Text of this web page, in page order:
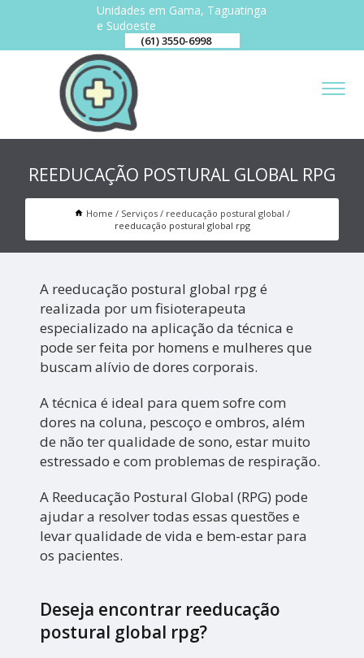
Unidades em Gama, Taguatinga
e Sudoeste
(61) 3550-6998
REEDUCAÇÃO POSTURAL GLOBAL RPG
Home Serviços
reeducação postural global
reeducação postural global rpg
A reeducação postural global rpg é
realizada por um fisioterapeuta
especializado na aplicação da técnica e
pode ser feita por homens e mulheres que
buscam alívio de dores corporais.
A técnica é ideal para quem sofre com
dores na coluna, pescoço e ombros, além
de não ter qualidade de sono, estar muito
estressado e com problemas de respiração.
A Reeducação Postural Global (RPG) pode
ajudar a resolver todas essas questões e
levar qualidade de vida e bem-estar para
os pacientes.
Deseja encontrar reeducação
postural global rpg?